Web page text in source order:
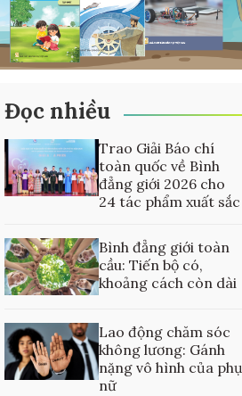
Đọc nhiều
Trao Giải Báo chí
toàn quốc về Bình
đẳng giới 2026 cho
24 tác phẩm xuất sắc
Bình đẳng giới toàn
cầu: Tiến bộ có,
khoảng cách còn dài
Lao động chăm sóc
không lương: Gánh
nặng vô hình của phụ
nữ